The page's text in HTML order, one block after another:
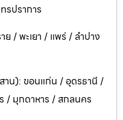
รปราการ
ย / พะเยา / แพร่ / ลำปาง
าน): ขอนแก่น / อุดรธานี /
/ มุกดาหาร / สกลนคร